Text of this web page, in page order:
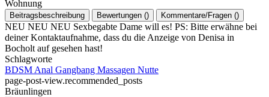
Wohnung
Beitragsbeschreibung Bewertungen () Kommentare/Fragen ()
NEU NEU NEU Sexbegabte Dame will es! PS: Bitte erwähne bei
deiner Kontaktaufnahme, dass du die Anzeige von Denisa in
Bocholt auf gesehen hast!
Schlagworte
BDSM Anal Gangbang Massagen Nutte
page-post-view.recommended_posts
Bräunlingen